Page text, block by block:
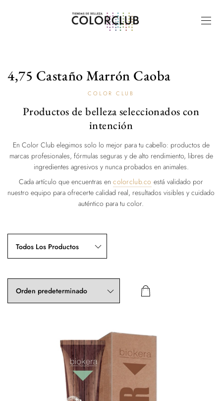
4,75 Castaño Marrón Caoba
COLOR CLUB
Productos de belleza seleccionados con
intención
En Color Club elegimos solo lo mejor para tu cabello: productos de
marcas profesionales, fórmulas seguras y de alto rendimiento, libres de
ingredientes agresivos y nunca probados en animales.
Cada artículo que encuentras encolorclub.co está validado por
nuestro equipo para ofrecerte calidad real, resultados visibles y cuidado
auténtico para tu color.
Todos Los Productos